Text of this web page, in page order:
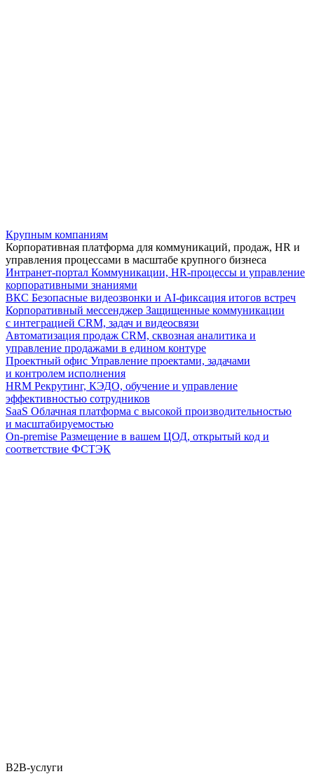
Крупным компаниям
Корпоративная платформа для коммуникаций, продаж, HR и
управления процессами в масштабе крупного бизнеса
Интранет-портал Коммуникации, HR-процессы и управление
корпоративными знаниями
ВКС Безопасные видеозвонки и AI-фиксация итогов встреч
Корпоративный мессенджер Защищенные коммуникации
с интеграцией CRM, задач и видеосвязи
Автоматизация продаж CRM, сквозная аналитика и
управление продажами в едином контуре
Проектный офис Управление проектами, задачами
и контролем исполнения
HRM Рекрутинг, КЭДО, обучение и управление
эффективностью сотрудников
SaaS Облачная платформа с высокой производительностью
и масштабируемостью
On-premise Размещение в вашем ЦОД, открытый код и
соответствие ФСТЭК
B2B-услуги